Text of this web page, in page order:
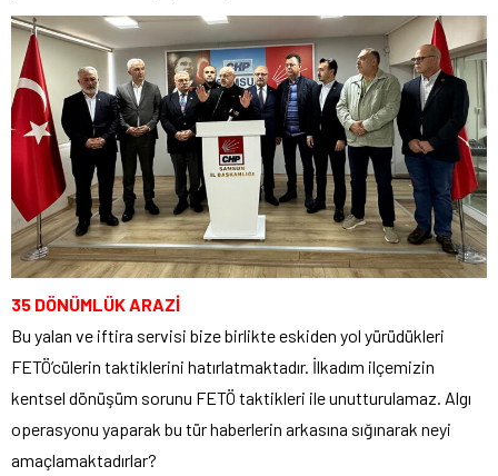
35 DÖNÜMLÜK ARAZİ
Bu yalan ve iftira servisi bize birlikte eskiden yol yürüdükleri
FETÖ’cülerin taktiklerini hatırlatmaktadır. İlkadım ilçemizin
kentsel dönüşüm sorunu FETÖ taktikleri ile unutturulamaz. Algı
operasyonu yaparak bu tür haberlerin arkasına sığınarak neyi
amaçlamaktadırlar?